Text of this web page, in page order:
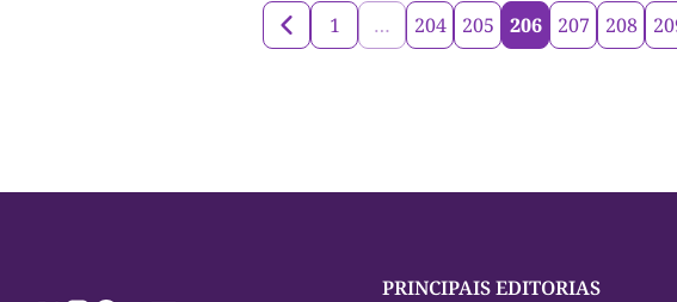
1 … 204 205 206 207 208
PRINCIPAIS EDITORIAS